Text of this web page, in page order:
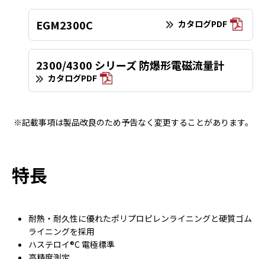
EGM2300C カタログPDF
2300/4300 シリーズ 防爆形電磁流量計
カタログPDF
※記載事項は製品改良のため予告なく変更することがあります。
特長
耐熱・耐久性に優れたポリプロピレンライニングと硬質ゴム
ライニングを採用
ハステロイ®C 電極標準